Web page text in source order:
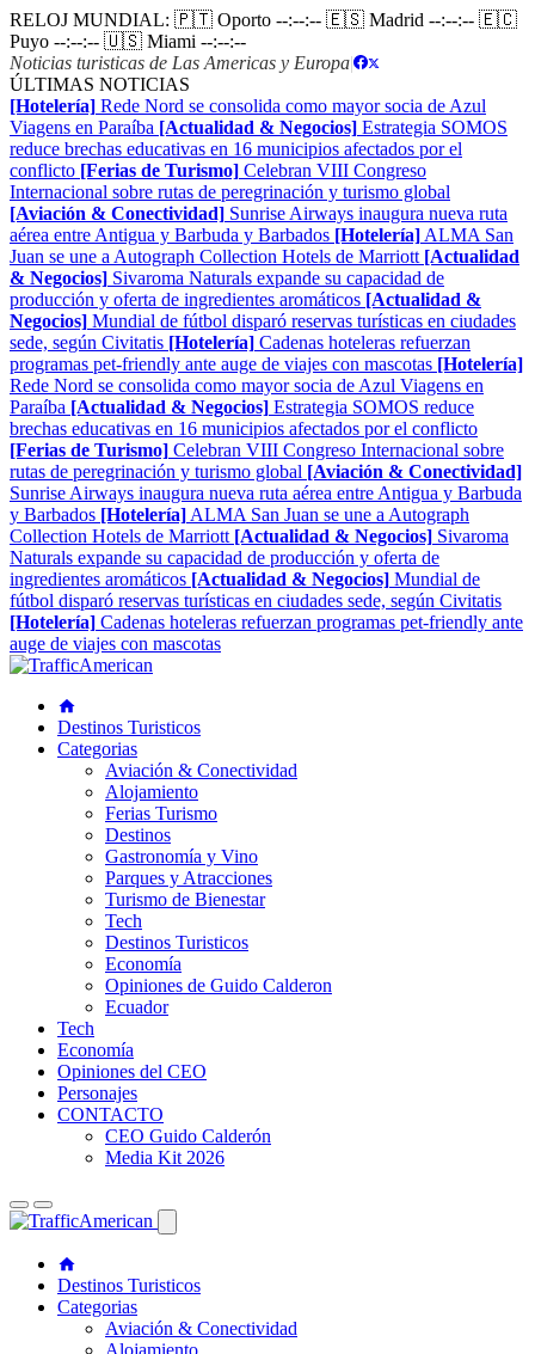
RELOJ MUNDIAL: 🇵🇹 Oporto --:--:-- 🇪🇸 Madrid --:--:-- 🇪🇨
Puyo --:--:-- 🇺🇸 Miami --:--:--
Noticias turisticas de Las Americas y Europa|
ÚLTIMAS NOTICIAS
[Hotelería] Rede Nord se consolida como mayor socia de Azul
Viagens en Paraíba [Actualidad & Negocios] Estrategia SOMOS
reduce brechas educativas en 16 municipios afectados por el
conflicto [Ferias de Turismo] Celebran VIII Congreso
Internacional sobre rutas de peregrinación y turismo global
[Aviación & Conectividad] Sunrise Airways inaugura nueva ruta
aérea entre Antigua y Barbuda y Barbados [Hotelería] ALMA San
Juan se une a Autograph Collection Hotels de Marriott [Actualidad
& Negocios] Sivaroma Naturals expande su capacidad de
producción y oferta de ingredientes aromáticos [Actualidad &
Negocios] Mundial de fútbol disparó reservas turísticas en ciudades
sede, según Civitatis [Hotelería] Cadenas hoteleras refuerzan
programas pet-friendly ante auge de viajes con mascotas [Hotelería]
Rede Nord se consolida como mayor socia de Azul Viagens en
Paraíba [Actualidad & Negocios] Estrategia SOMOS reduce
brechas educativas en 16 municipios afectados por el conflicto
[Ferias de Turismo] Celebran VIII Congreso Internacional sobre
rutas de peregrinación y turismo global [Aviación & Conectividad]
Sunrise Airways inaugura nueva ruta aérea entre Antigua y Barbuda
y Barbados [Hotelería] ALMA San Juan se une a Autograph
Collection Hotels de Marriott [Actualidad & Negocios] Sivaroma
Naturals expande su capacidad de producción y oferta de
ingredientes aromáticos [Actualidad & Negocios] Mundial de
fútbol disparó reservas turísticas en ciudades sede, según Civitatis
[Hotelería] Cadenas hoteleras refuerzan programas pet-friendly ante
auge de viajes con mascotas
Destinos Turisticos
Categorias
Aviación & Conectividad
Alojamiento
Ferias Turismo
Destinos
Gastronomía y Vino
Parques y Atracciones
Turismo de Bienestar
Tech
Destinos Turisticos
Economía
Opiniones de Guido Calderon
Ecuador
Tech
Economía
Opiniones del CEO
Personajes
CONTACTO
CEO Guido Calderón
Media Kit 2026
Destinos Turisticos
Categorias
Aviación & Conectividad
Alojamiento